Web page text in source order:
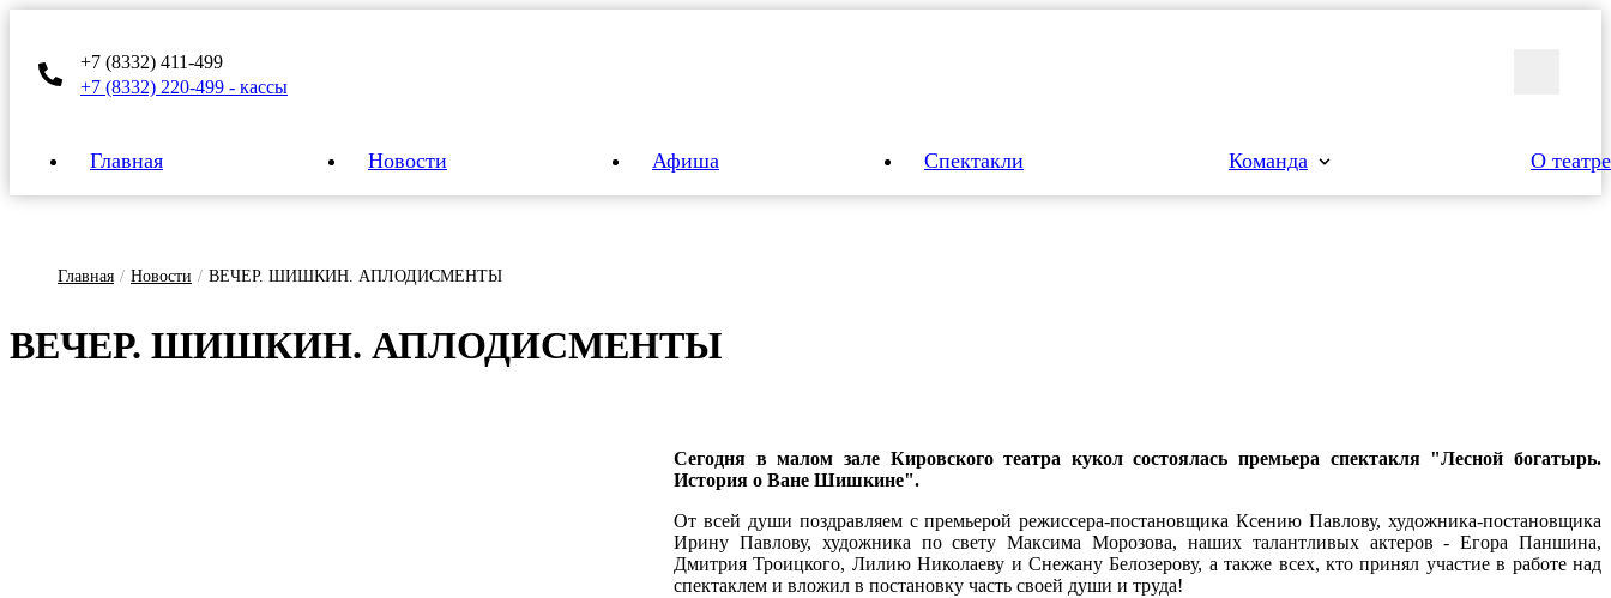
+7 (8332) 411-499
+7 (8332) 220-499 - кассы
Главная Новости Афиша Спектакли Команда О театре
Главная / Новости / ВЕЧЕР. ШИШКИН. АПЛОДИСМЕНТЫ
ВЕ­ЧЕР. ШИШ­КИН. АП­ЛО­ДИС­МЕНТЫ
Сегодня в малом зале Кировского театра кукол состоялась премьера спектакля "Лесной богатырь.
История о Ване Шишкине".
От всей души поздравляем c премьерой режиссера-постановщика Ксению Павлову, художника-постановщика
Ирину Павлову, художника по свету Максима Морозова, наших талантливых актеров - Егора Паншина,
Дмитрия Троицкого, Лилию Николаеву и Снежану Белозерову, а также всех, кто принял участие в работе над
спектаклем и вложил в постановку часть своей души и труда!